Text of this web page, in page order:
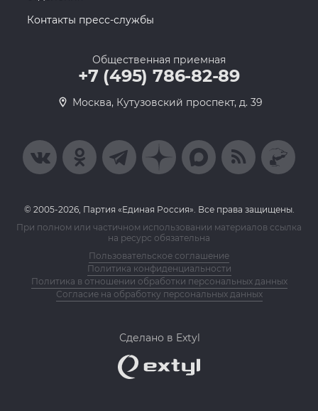
Контакты пресс-службы
Общественная приемная
+7 (495) 786-82-89
Москва, Кутузовский проспект, д. 39
© 2005-2026, Партия «Единая Россия». Все права защищены.
При полном или частичном использовании материалов ссылка
на ресурс обязательна
Пользовательское соглашение
Политика конфиденциальности
Политика в отношении обработки персональных данных
Согласие на обработку персональных данных
Сделано в Extyl